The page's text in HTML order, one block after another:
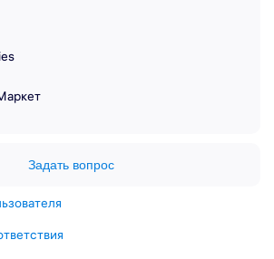
Задать вопрос